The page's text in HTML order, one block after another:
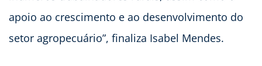
apoio ao crescimento e ao desenvolvimento do
setor agropecuário”, finaliza Isabel Mendes.